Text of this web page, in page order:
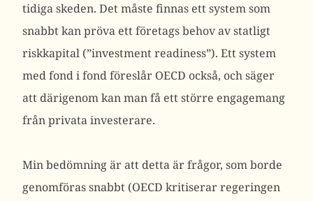
tidiga skeden. Det måste finnas ett system som
snabbt kan pröva ett företags behov av statligt
riskkapital (”investment readiness”). Ett system
med fond i fond föreslår OECD också, och säger
att därigenom kan man få ett större engagemang
från privata investerare.
Min bedömning är att detta är frågor, som borde
genomföras snabbt (OECD kritiserar regeringen